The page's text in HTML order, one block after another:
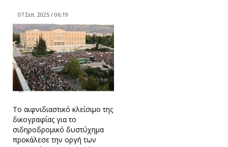
07 Σεπ. 2025 / 06:19
Το αιφνιδιαστικό κλείσιμο της
δικογραφίας για το
σιδηροδρομικό δυστύχημα
προκάλεσε την οργή των